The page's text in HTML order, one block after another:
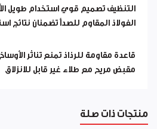
التنظيف تصميم قوي استخدام طويل
الفولاذ المقاوم للصدأ تضمنان نتائج
قاعدة مقاومة للرذاذ تمنع تناثر
مقبض مريح مع طلاء غير قابل للانزلاق
منتجات ذات صلة